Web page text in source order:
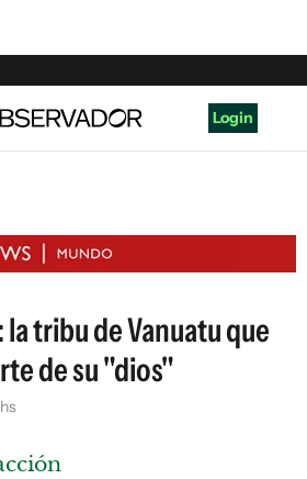
Login
tribu de Vanuatu que
de su "dios"